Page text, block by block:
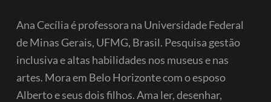
Ana Cecília é professora na Universidade Federal
de Minas Gerais, UFMG, Brasil. Pesquisa gestão
inclusiva e altas habilidades nos museus e nas
artes. Mora em Belo Horizonte com o esposo
Alberto e seus dois filhos.Ama ler, desenhar,